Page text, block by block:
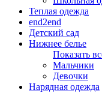
Теплая одежда
end2end
Детский сад
Нижнее белье
Показать
Мальчики
Девочки
Нарядная одежда